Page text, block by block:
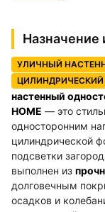
Назначение
УЛИЧНЫЙ
настенный
HOME — это
односторонним
цилиндрической
подсветки
выполнен из
долговечным
осадков и